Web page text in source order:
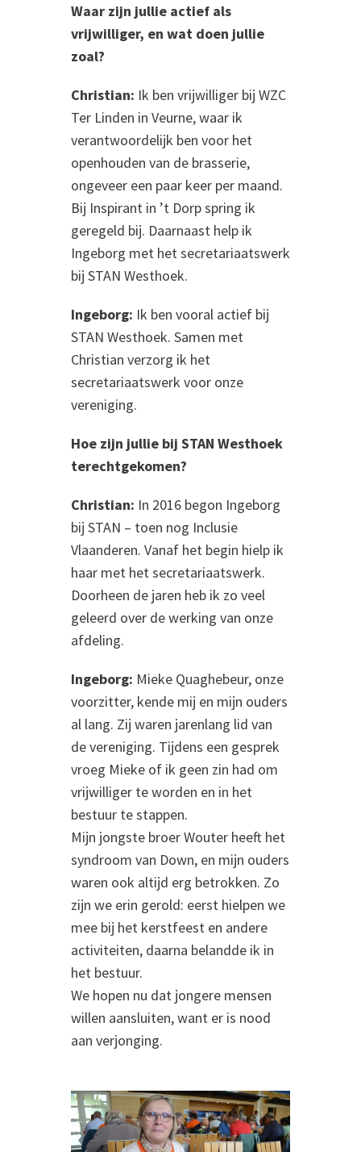
Waar zijn jullie actief als
vrijwilliger, en wat doen jullie
zoal?
Christian: Ik ben vrijwilliger bij WZC
Ter Linden in Veurne, waar ik
verantwoordelijk ben voor het
openhouden van de brasserie,
ongeveer een paar keer per maand.
Bij Inspirant in ’t Dorp spring ik
geregeld bij. Daarnaast help ik
Ingeborg met het secretariaatswerk
bij STAN Westhoek.
Ingeborg: Ik ben vooral actief bij
STAN Westhoek. Samen met
Christian verzorg ik het
secretariaatswerk voor onze
vereniging.
Hoe zijn jullie bij STAN Westhoek
terechtgekomen?
Christian: In 2016 begon Ingeborg
bij STAN – toen nog Inclusie
Vlaanderen. Vanaf het begin hielp ik
haar met het secretariaatswerk.
Doorheen de jaren heb ik zo veel
geleerd over de werking van onze
afdeling.
Ingeborg: Mieke Quaghebeur, onze
voorzitter, kende mij en mijn ouders
al lang. Zij waren jarenlang lid van
de vereniging. Tijdens een gesprek
vroeg Mieke of ik geen zin had om
vrijwilliger te worden en in het
bestuur te stappen.
Mijn jongste broer Wouter heeft het
syndroom van Down, en mijn ouders
waren ook altijd erg betrokken. Zo
zijn we erin gerold: eerst hielpen we
mee bij het kerstfeest en andere
activiteiten, daarna belandde ik in
het bestuur.
We hopen nu dat jongere mensen
willen aansluiten, want er is nood
aan verjonging.